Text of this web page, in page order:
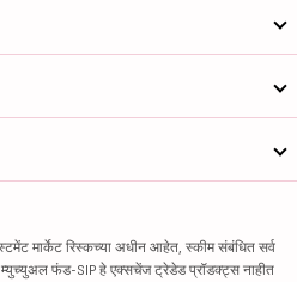
मार्केट रिस्कच्या अधीन आहेत, स्कीम संबंधित सर्व
फंड-SIP हे एक्सचेंज ट्रेडेड प्रॉडक्ट्स नाहीत